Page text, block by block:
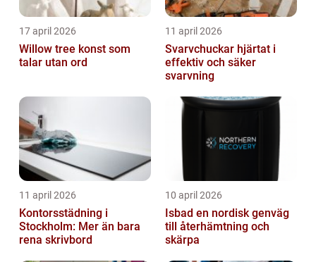
17 april 2026
Willow tree konst som
talar utan ord
11 april 2026
Svarvchuckar hjärtat i
effektiv och säker
svarvning
11 april 2026
Kontorsstädning i
Stockholm: Mer än bara
rena skrivbord
10 april 2026
Isbad en nordisk genväg
till återhämtning och
skärpa